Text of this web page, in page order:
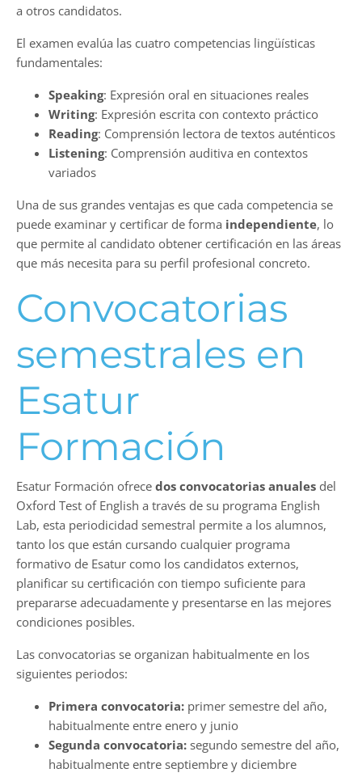
a otros candidatos.
El examen evalúa las cuatro competencias lingüísticas
fundamentales:
Speaking: Expresión oral en situaciones reales
Writing: Expresión escrita con contexto práctico
Reading: Comprensión lectora de textos auténticos
Listening: Comprensión auditiva en contextos
variados
Una de sus grandes ventajas es que cada competencia se
puede examinar y certificar de forma independiente, lo
que permite al candidato obtener certificación en las áreas
que más necesita para su perfil profesional concreto.
Convocatorias
semestrales en
Esatur
Formación
Esatur Formación ofrece dos convocatorias anuales del
Oxford Test of English a través de su programa English
Lab, esta periodicidad semestral permite a los alumnos,
tanto los que están cursando cualquier programa
formativo de Esatur como los candidatos externos,
planificar su certificación con tiempo suficiente para
prepararse adecuadamente y presentarse en las mejores
condiciones posibles.
Las convocatorias se organizan habitualmente en los
siguientes periodos:
Primera convocatoria: primer semestre del año,
habitualmente entre enero y junio
Segunda convocatoria: segundo semestre del año,
habitualmente entre septiembre y diciembre